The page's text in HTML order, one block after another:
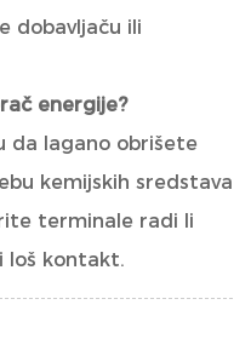
dobavljaču ili
energije?
da lagano obrišete
kemijskih sredstava
terminale radi li
loš kontakt.